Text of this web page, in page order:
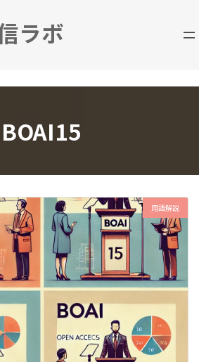
ラボ
BOAI15
用語解説